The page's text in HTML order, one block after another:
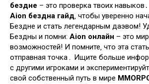
бездне – это проверка твоих
Aion бездна гайд ‚ чтобы уверенно
Бездне и стать легендарным даэвом!
Бездны и помни: Aion онлайн – это
возможностей! И помните‚ что эта
отправная точка․ Ищите больше
с другими игроками и
свой собственный путь в мире